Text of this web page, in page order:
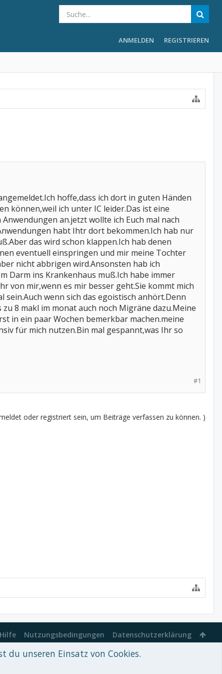
ANMELDEN REGISTRIEREN
hoffe,dass ich dort in guten Händen
können,weil ich unter IC leider.Das ist eine
an.jetzt wollte ich Euch mal nach
habt Ihtr dort bekommen.Ich hab nur
das wird schon klappen.Ich hab denen
eventuell einspringen und mir meine Tochter
nicht abbrigen wird.Ansonsten hab ich
Darm ins Krankenhaus muß.Ich habe immer
von mir,wenn es mir besser geht.Sie kommt mich
wenn sich das egoistisch anhört.Denn
8 makl im monat auch noch Migräne dazu.Meine
in ein paar Wochen bemerkbar machen.meine
für mich nutzen.Bin mal gespannt,was Ihr so
#1
oder registriert sein, um Beiträge verfassen zu können. )
Hilfe Nutzungsbedingungen Datenschutzerklärung
du unseren Einsatz von Cookies.